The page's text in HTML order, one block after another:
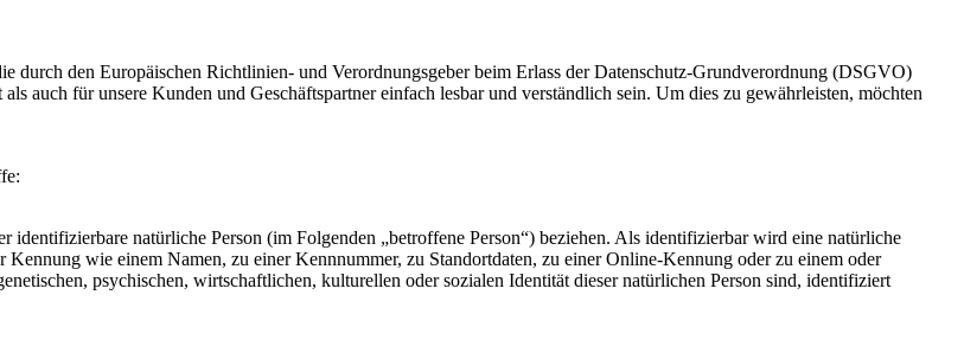
den Europäischen Richtlinien- und Verordnungsgeber beim Erlass der Datenschutz-Grundverordnung (DSGVO)
auch für unsere Kunden und Geschäftspartner einfach lesbar und verständlich sein. Um dies zu gewährleisten, möchten
identifizierbare natürliche Person (im Folgenden „betroffene Person“) beziehen. Als identifizierbar wird eine natürliche
wie einem Namen, zu einer Kennnummer, zu Standortdaten, zu einer Online-Kennung oder zu einem oder
psychischen, wirtschaftlichen, kulturellen oder sozialen Identität dieser natürlichen Person sind, identifiziert